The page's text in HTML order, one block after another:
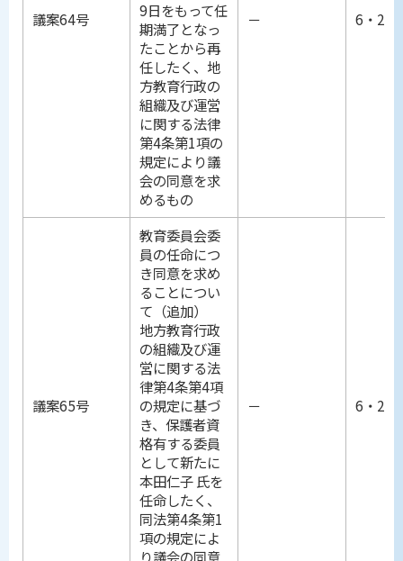
議案64号
9日をもって任
期満了となっ
たことから再
任したく、地
方教育行政の
組織及び運営
に関する法律
第4条第1項の
規定により議
会の同意を求
めるもの
－ 6・25
議案65号
教育委員会委
員の任命につ
き同意を求め
ることについ
て（追加）
地方教育行政
の組織及び運
営に関する法
律第4条第4項
の規定に基づ
き、保護者資
格有する委員
として新たに
本田仁子 氏を
任命したく、
同法第4条第1
項の規定によ
り議会の同意
－ 6・25